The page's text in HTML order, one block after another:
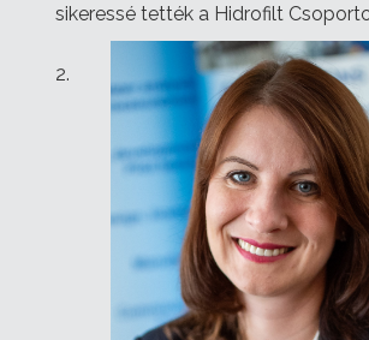
sikeressé tették a Hidrofilt
2.